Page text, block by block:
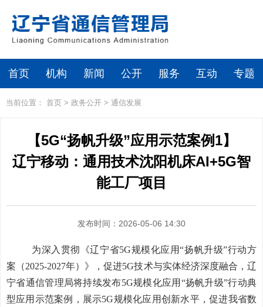
首页 机构 新闻 公开 服务 互动 专题
当前位置： 首页 > 政务公开 > 通信发展
【5G“扬帆升级”应用示范案例1】
辽宁移动：通用技术沈阳机床AI+5G智
能工厂项目
发布时间：2026-05-06 14:30
为深入贯彻《辽宁省5G规模化应用“扬帆升级”行动方
案（2025-2027年）》，促进5G技术与实体经济深度融合，辽
宁省通信管理局将持续发布5G规模化应用“扬帆升级”行动典
型应用示范案例，展示5G规模化应用创新水平，促进我省数